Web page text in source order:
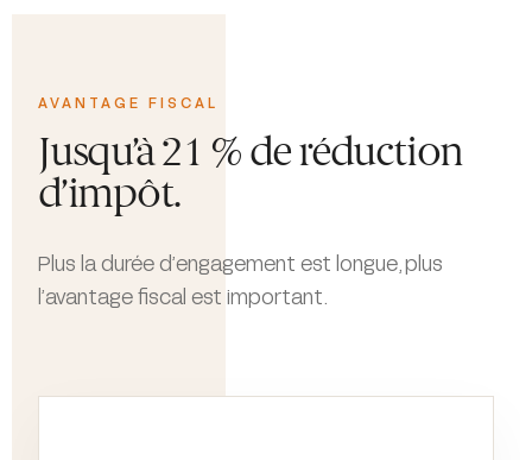
AVANTAGE FISCAL
Jusqu’à 21 % de réduction
d’impôt.
Plus la durée d’engagement est longue, plus
l’avantage fiscal est important.